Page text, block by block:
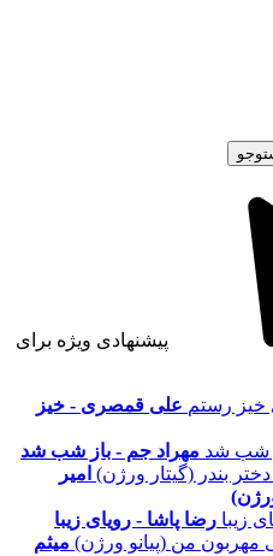
پیشنهادی ویژه برای
علی قمصری - خیز
مهراد جم - باز شب شد
امیر
رضا پاشا - رویای زیبا
میثم